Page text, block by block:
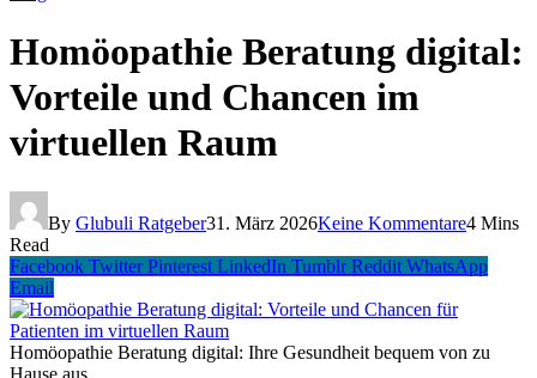
Homöopathie Beratung digital:
Vorteile und Chancen im
virtuellen Raum
By Glubuli Ratgeber31. März 2026Keine Kommentare4 Mins
Read
Facebook Twitter Pinterest LinkedIn Tumblr Reddit WhatsApp
Email
Homöopathie Beratung digital: Ihre Gesundheit bequem von zu
Hause aus